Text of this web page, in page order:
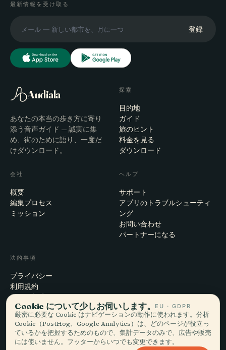
最新情報を受け取る
登録
Audiala
あなたの本当の歩き方に寄り
添う音声ガイド — 誠実に集
め、街のために語り、一度だ
けダウンロード。
探索
目的地
ガイド
旅のヒント
料金を見る
ダウンロード
会社
概要
編集プロセス
ミッション
ヘルプ
サポート
アプリのトラブルシューティ
ング
お問い合わせ
パートナーになる
法的事項
プライバシー
利用規約
Cookie設定
アカウント削除
© 2026 Audiala · スイス・モルジュにて、旅の途上で、雲の上で作ってい
Cookie について少しお伺いします。 EU · GDPR
厳密に必要な Cookie はナビゲーションの動作に使われます。分析
Cookie（PostHog、Google Analytics）は、どのページが役立っ
ているかを把握するためのもので、集計データのみで、広告や販売
には使いません。フッターからいつでも変更できます。